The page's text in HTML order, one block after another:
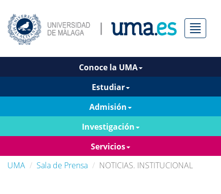
Menú
Conoce la UMA
Estudiar
Admisión
Investigación
Servicios
UMA
Sala de Prensa NOTICIAS. INSTITUCIONAL